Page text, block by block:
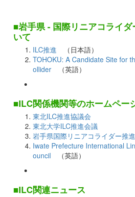
■岩手県 - 国際リニアコライ
いて
ILC推進 （日本語）
TOHOKU: A Candidate Site for
ollider （英語）
■ILC関係機関等のホームペー
東北ILC推進協議会
東北大学ILC推進会議
岩手県国際リニアコライダー推
Iwate Prefecture International
ouncil （英語）
■ILC関連ニュース